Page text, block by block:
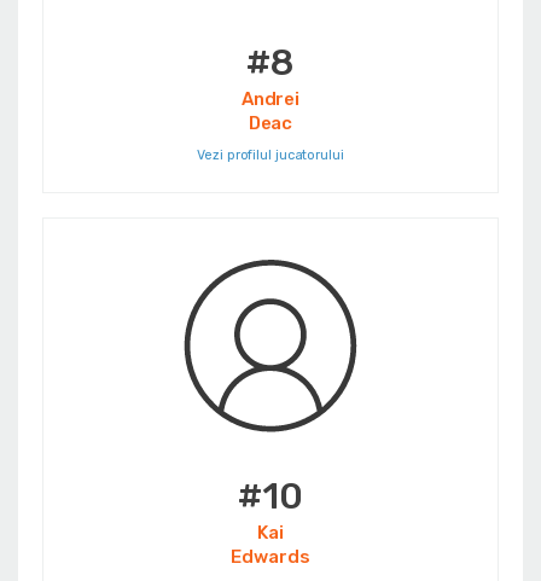
#8
Andrei
Deac
Vezi profilul jucatorului
#10
Kai
Edwards